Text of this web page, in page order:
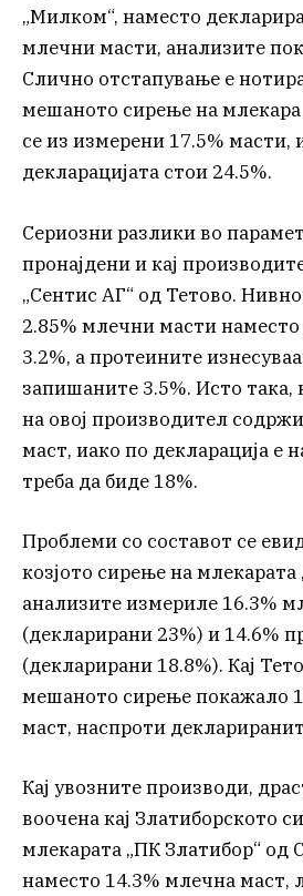
„Милком“, наместо
млечни масти, анализите
Слично отстапување е
мешаното сирење на млекара
се из измерени 17.5% масти,
декларацијата стои 24.5%.
Сериозни разлики во
пронајдени и кај
„Сентис АГ“ од Тетово.
2.85% млечни масти
3.2%, а протеините
запишаните 3.5%. Исто така,
на овој производител
маст, иако по декларација е
треба да биде 18%.
Проблеми со составот се
козјото сирење на млекарата
анализите измериле 16.3%
(декларирани 23%) и 14.6%
(декларирани 18.8%). Кај
мешаното сирење покажало
маст, наспроти
Кај увозните производи,
воочена кај Златиборското
млекарата „ПК Златибор“ од
наместо 14.3% млечна маст,